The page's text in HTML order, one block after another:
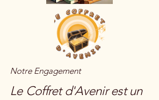
Notre Engagement
Le Coffret d'Avenir est un